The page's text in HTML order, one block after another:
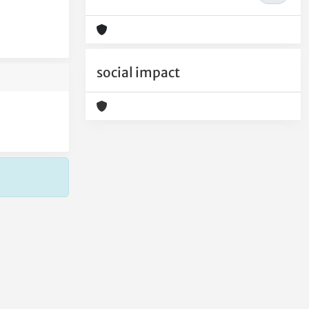
social impact